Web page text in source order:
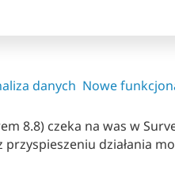
danych Nowe
8.8) czeka na was w
działania